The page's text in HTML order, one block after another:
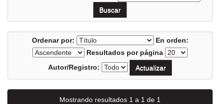
Ordenar por:
En orden:
Resultados por página
Autor/Registro:
Mostrando resultados 1 a 1 de 1